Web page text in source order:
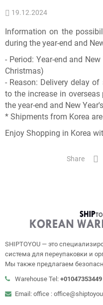
19.12.2024
Information on the
during the year-end and
- Period: Year-end and
Christmas)
- Reason: Delivery delay
to the increase in
the year-end and New
* Shipments from Korea
Enjoy Shopping in Korea
Share
SHIPTOYOU — это
система для переупаковки и
Мы также предлагаем
Warehouse Tel: +01047353449
Email: office :